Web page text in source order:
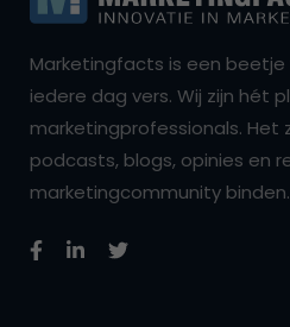
Marketingfacts is een beetje
iedere dag vers. Wij zijn hét
marketingprofessionals. Het
podcasts, blogs, opinies en
marketingcommunity binden.